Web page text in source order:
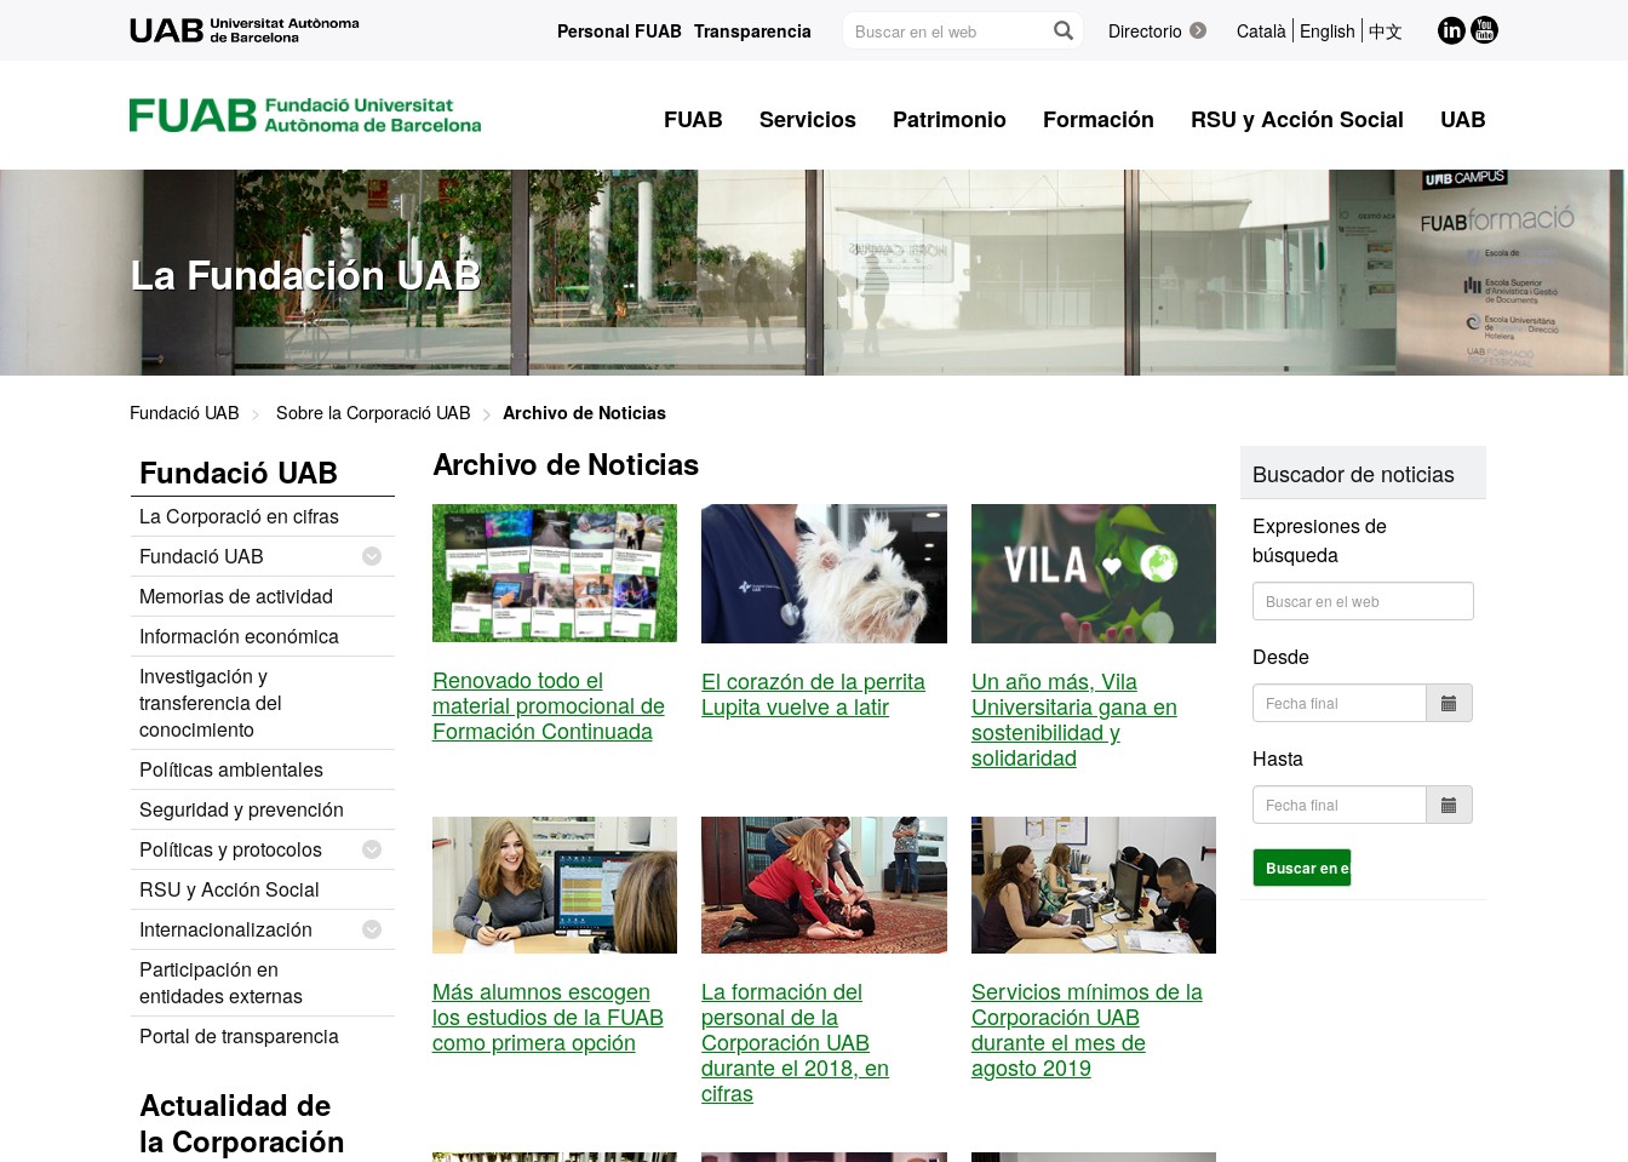
Personal FUAB Transparencia
Buscar
Directorio Català English 中文 LinkedIn
Youtube
FUAB
FUNDACIÓ
UNIVERSITAT
AUTÒNOMA
BARCELONA
FUAB Servicios Patrimonio Formación RSU y Acción Social UAB
La Fundación UAB
Fundació UAB Sobre la Corporació UAB Archivo de Noticias
Fundació UAB
La Corporació en cifras
Fundació UAB
Memorias de actividad
Información económica
Investigación y
transferencia del
conocimiento
Políticas ambientales
Seguridad y prevención
Políticas y protocolos
RSU y Acción Social
Internacionalización
Participación en
entidades externas
Portal de transparencia
Actualidad de
la Corporación
Buscador de noticias
Expresiones de
búsqueda
Desde
Hasta
Buscar en el web
Archivo de Noticias
Renovado todo el
material promocional de
Formación Continuada
El corazón de la perrita
Lupita vuelve a latir
Un año más, Vila
Universitaria gana en
sostenibilidad y
solidaridad
Más alumnos escogen
los estudios de la FUAB
como primera opción
La formación del
personal de la
Corporación UAB
durante el 2018, en
cifras
Servicios mínimos de la
Corporación UAB
durante el mes de
agosto 2019